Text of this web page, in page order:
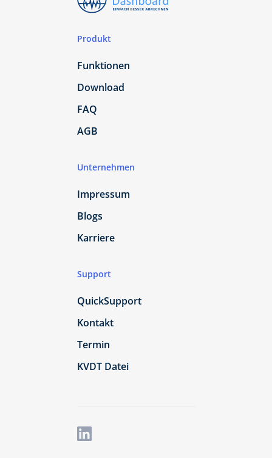
Produkt
Funktionen
Download
FAQ
AGB
Unternehmen
Impressum
Blogs
Karriere
Support
QuickSupport
Kontakt
Termin
KVDT Datei